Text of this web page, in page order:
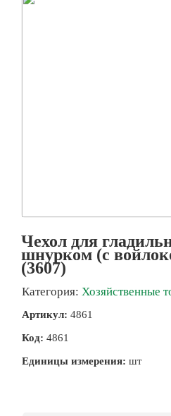
Чехол для
шнурком (с
(3607)
Категория: Хозяйственные
Артикул: 4861
Код: 4861
Единицы измерения: шт